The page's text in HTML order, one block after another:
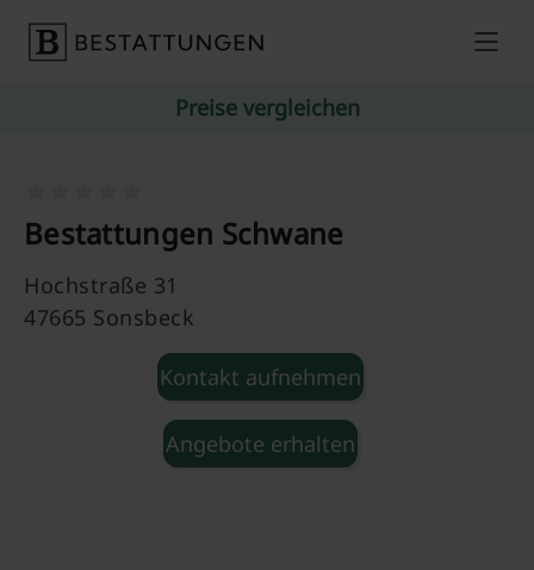
Preise vergleichen
Bestattungen Schwane
Hochstraße 31
47665 Sonsbeck
Kontakt aufnehmen
Angebote erhalten